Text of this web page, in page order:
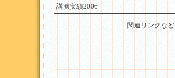
講演実績2006
関連リンクなど